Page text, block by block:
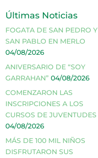
Últimas Noticias
FOGATA DE SAN PEDRO Y
SAN PABLO EN MERLO
04/08/2026
ANIVERSARIO DE “SOY
GARRAHAN” 04/08/2026
COMENZARON LAS
INSCRIPCIONES A LOS
CURSOS DE JUVENTUDES
04/08/2026
MÁS DE 100 MIL NIÑOS
DISFRUTARON SUS